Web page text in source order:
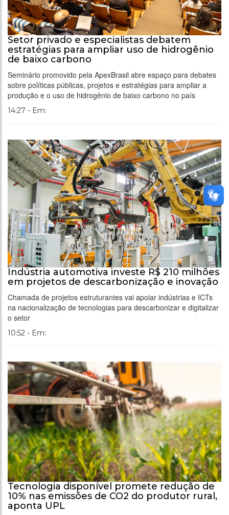
Setor privado e especialistas debatem
estratégias para ampliar uso de hidrogênio
de baixo carbono
Seminário promovido pela ApexBrasil abre espaço para debates
sobre políticas públicas, projetos e estratégias para ampliar a
produção e o uso de hidrogênio de baixo carbono no país
14:27 - Em:
Indústria automotiva investe R$ 210 milhões
em projetos de descarbonização e inovação
Chamada de projetos estruturantes vai apoiar indústrias e ICTs
na nacionalização de tecnologias para descarbonizar e digitalizar
o setor
10:52 - Em:
Tecnologia disponível promete redução de
10% nas emissões de CO2 do produtor rural,
aponta UPL